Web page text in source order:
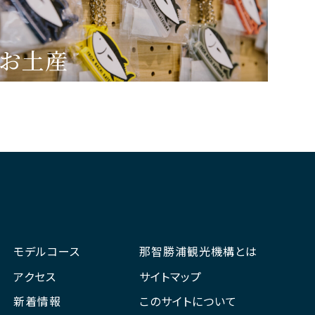
土産
モデルコース
アクセス
新着情報
那智勝浦観光機構とは
サイトマップ
このサイトについて